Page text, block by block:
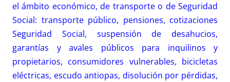
el ámbito económico, de transporte o de Seguridad
Social: transporte público, pensiones, cotizaciones
Seguridad Social, suspensión de desahucios,
garantías y avales públicos para inquilinos y
propietarios, consumidores vulnerables, bicicletas
eléctricas, escudo antiopas, disolución por pérdidas,